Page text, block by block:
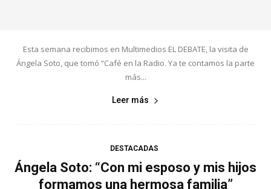
Esta semana recibimos en Multimedios EL DEBATE, la visita de
Ángela Soto, que tomó “Café en la Radio. Ya te contamos la parte
más...
Leer más
DESTACADAS
Ángela Soto: “Con mi esposo y mis hijos
formamos una hermosa familia”